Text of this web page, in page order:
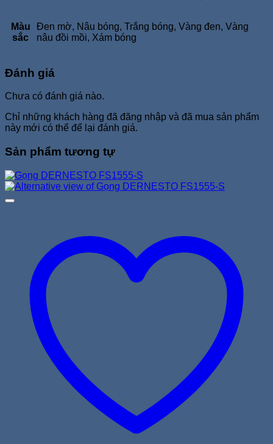
Màu
sắc
Đen mờ, Nâu bóng, Trắng bóng, Vàng đen, Vàng
nâu đồi mồi, Xám bóng
Đánh giá
Chưa có đánh giá nào.
Chỉ những khách hàng đã đăng nhập và đã mua sản phẩm
này mới có thể để lại đánh giá.
Sản phẩm tương tự